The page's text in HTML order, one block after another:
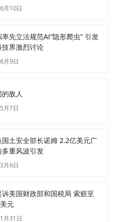
月10日
先立法规范AI“隐形爬虫” 引发
技界激烈讨论
月9日
敌人
月7日
国土安全部长诺姆 2.2亿美元广
重风波引发
月6日
美国财政部和国税局 索赔至
元
月31日